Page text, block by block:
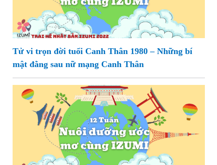
Tử vi trọn đời tuổi Canh Thân 1980 – Những bí
mật đằng sau nữ mạng Canh Thân